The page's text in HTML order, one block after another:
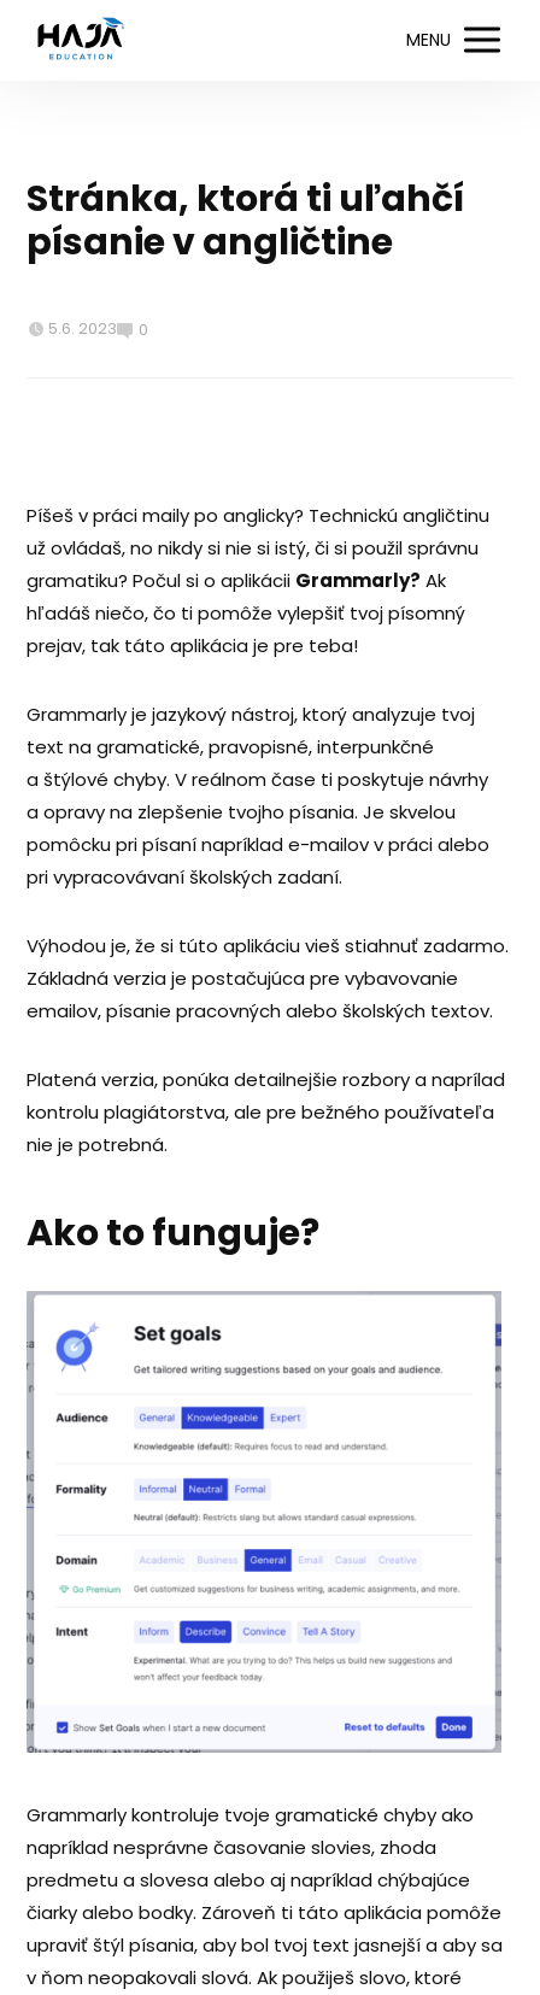
MENU
Stránka, ktorá ti uľahčí
písanie v angličtine
5.6. 2023 0
Píšeš v práci maily po anglicky? Technickú angličtinu
už ovládaš, no nikdy si nie si istý, či si použil správnu
gramatiku? Počul si o aplikácii Grammarly? Ak
hľadáš niečo, čo ti pomôže vylepšiť tvoj písomný
prejav, tak táto aplikácia je pre teba!
Grammarly je jazykový nástroj, ktorý analyzuje tvoj
text na gramatické, pravopisné, interpunkčné
a štýlové chyby. V reálnom čase ti poskytuje návrhy
a opravy na zlepšenie tvojho písania. Je skvelou
pomôcku pri písaní napríklad e-mailov v práci alebo
pri vypracovávaní školských zadaní.
Výhodou je, že si túto aplikáciu vieš stiahnuť zadarmo.
Základná verzia je postačujúca pre vybavovanie
emailov, písanie pracovných alebo školských textov.
Platená verzia, ponúka detailnejšie rozbory a naprílad
kontrolu plagiátorstva, ale pre bežného používateľa
nie je potrebná.
Ako to funguje?
Grammarly kontroluje tvoje gramatické chyby ako
napríklad nesprávne časovanie slovies, zhoda
predmetu a slovesa alebo aj napríklad chýbajúce
čiarky alebo bodky. Zároveň ti táto aplikácia pomôže
upraviť štýl písania, aby bol tvoj text jasnejší a aby sa
v ňom neopakovali slová. Ak použiješ slovo, ktoré